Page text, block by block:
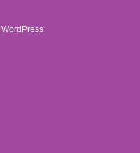
WordPress